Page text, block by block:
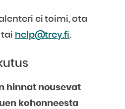
ei toimi, ota
tai help@trey.fi.
hinnat nousevat
kohonneesta